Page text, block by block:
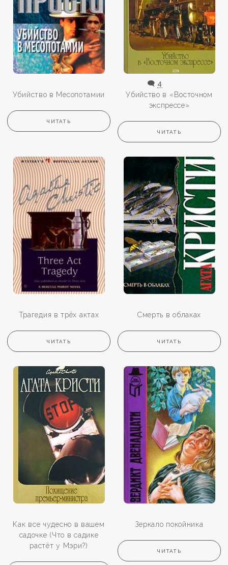
Убийство в Месопотамии
ЧИТАТЬ
🗨️ 4
Убийство в «Восточном
экспрессе»
ЧИТАТЬ
Трагедия в трёх актах
ЧИТАТЬ
Смерть в облаках
ЧИТАТЬ
Как все чудесно в вашем
садочке (Что в садике
растёт у Мэри?)
Зеркало покойника
ЧИТАТЬ